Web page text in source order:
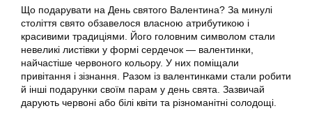
Що подарувати на День святого Валентина? За минулі
століття свято обзавелося власною атрибутикою і
красивими традиціями. Його головним символом стали
невеликі листівки у формі сердечок — валентинки,
найчастіше червоного кольору. У них поміщали
привітання і зізнання. Разом із валентинками стали робити
й інші подарунки своїм парам у день свята. Зазвичай
дарують червоні або білі квіти та різноманітні солодощі.